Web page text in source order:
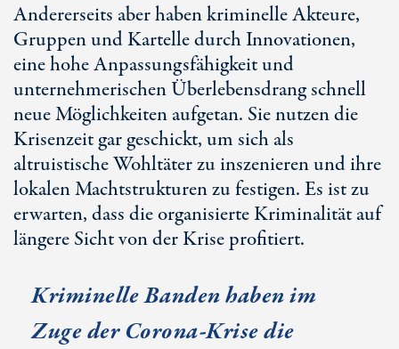
Andererseits aber haben kriminelle Akteure,
Gruppen und Kartelle durch Innovationen,
eine hohe Anpassungsfähigkeit und
unternehmerischen Überlebensdrang schnell
neue Möglichkeiten aufgetan. Sie nutzen die
Krisenzeit gar geschickt, um sich als
altruistische Wohltäter zu inszenieren und ihre
lokalen Machtstrukturen zu festigen. Es ist zu
erwarten, dass die organisierte Kriminalität auf
längere Sicht von der Krise profitiert.
Kriminelle Banden haben im
Zuge der Corona-Krise die